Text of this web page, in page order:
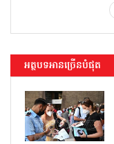
អត្ថបទអានច្រើនបំផុត